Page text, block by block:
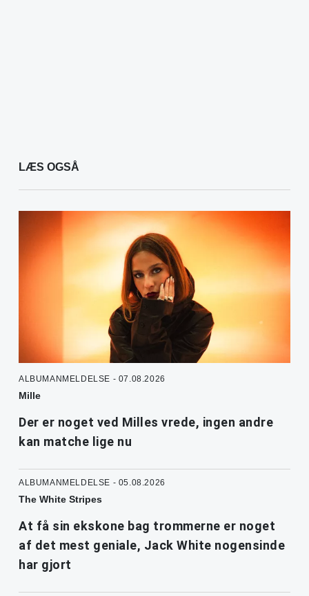
LÆS OGSÅ
ALBUMANMELDELSE - 07.08.2026
Mille
Der er noget ved Milles vrede, ingen andre
kan matche lige nu
ALBUMANMELDELSE - 05.08.2026
The White Stripes
At få sin ekskone bag trommerne er noget
af det mest geniale, Jack White nogensinde
har gjort